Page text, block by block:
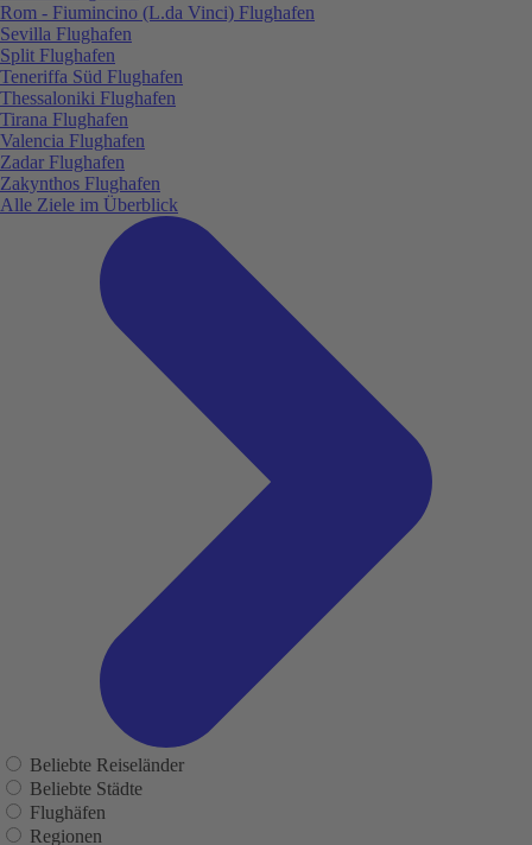
Rom - Fiumincino (L.da Vinci) Flughafen
Sevilla Flughafen
Split Flughafen
Teneriffa Süd Flughafen
Thessaloniki Flughafen
Tirana Flughafen
Valencia Flughafen
Zadar Flughafen
Zakynthos Flughafen
Alle Ziele im Überblick
Beliebte Reiseländer
Beliebte Städte
Flughäfen
Regionen